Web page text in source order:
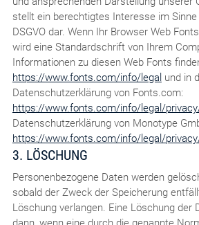
stellt ein berechtigtes Interesse im
DSGVO dar. Wenn Ihr Browser Web
wird eine Standardschrift von Ihrem
Informationen zu diesen Web Fonts
https://www.fonts.com/info/legal und in
Datenschutzerklärung von Fonts.com:
https://www.fonts.com/info/legal/
Datenschutzerklärung von Monotype
https://www.fonts.com/info/legal/
3. LÖSCHUNG
Personenbezogene Daten werden
sobald der Zweck der Speicherung
Löschung verlangen. Eine Löschung der